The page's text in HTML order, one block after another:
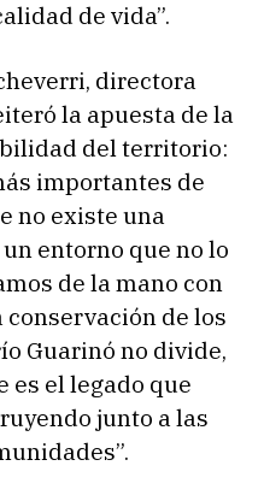
de vida”.
directora
la apuesta de la
del territorio:
importantes de
no existe una
entorno que no lo
de la mano con
de los
Guarinó no divide,
es el legado que
junto a las